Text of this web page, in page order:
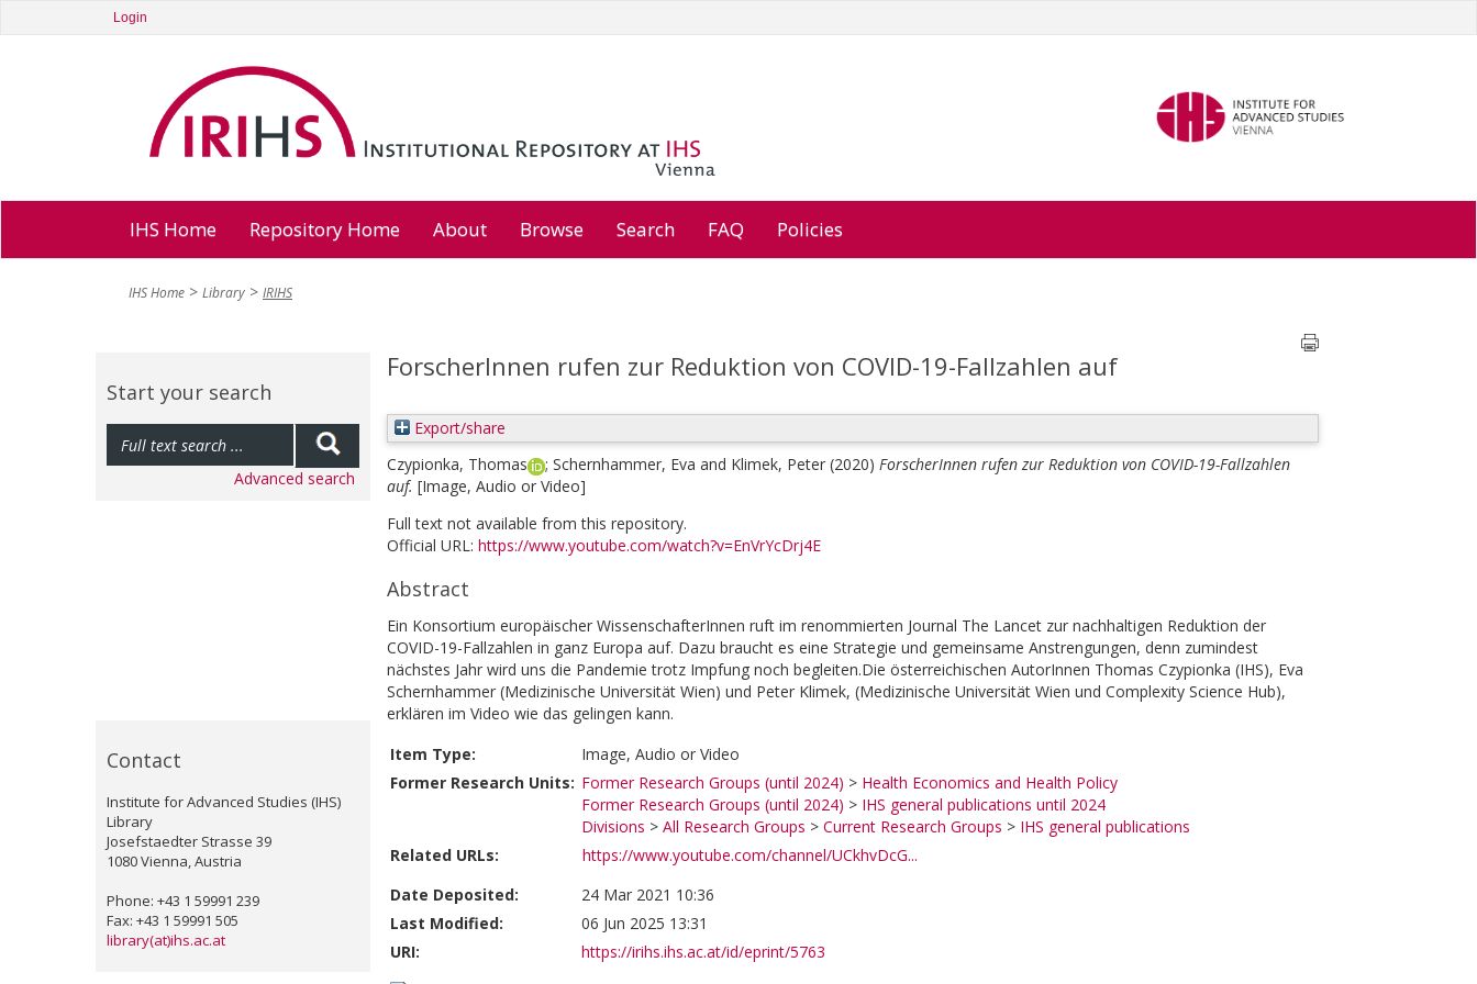
Login
IHS Home Repository Home About Browse Search FAQ Policies
IHS Home Library IRIHS
Start your search
Advanced search
Contact
Institute for Advanced Studies (IHS)
Library
Josefstaedter Strasse 39
1080 Vienna, Austria
Phone: +43 1 59991 239
Fax: +43 1 59991 505
library(at)ihs.ac.at
ForscherInnen rufen zur Reduktion von COVID-19-Fallzahlen auf
Export/share
Czypionka, Thomas
; Schernhammer, Eva and Klimek, Peter (2020) ForscherInnen rufen zur Reduktion von COVID-19-Fallzahlen
auf. [Image, Audio or Video]
Full text not available from this repository.
Official URL: https://www.youtube.com/watch?v=EnVrYcDrj4E
Abstract
Ein Konsortium europäischer WissenschafterInnen ruft im renommierten Journal The Lancet zur nachhaltigen Reduktion der
COVID-19-Fallzahlen in ganz Europa auf. Dazu braucht es eine Strategie und gemeinsame Anstrengungen, denn zumindest
nächstes Jahr wird uns die Pandemie trotz Impfung noch begleiten.Die österreichischen AutorInnen Thomas Czypionka (IHS), Eva
Schernhammer (Medizinische Universität Wien) und Peter Klimek, (Medizinische Universität Wien und Complexity Science Hub),
erklären im Video wie das gelingen kann.
Item Type:
Image, Audio or Video
Former Research Units: Former Research Groups (until 2024) > Health Economics and Health Policy
Former Research Groups (until 2024) > IHS general publications until 2024
Divisions > All Research Groups > Current Research Groups > IHS general publications
Related URLs:
https://www.youtube.com/channel/UCkhvDcG...
Date Deposited:
24 Mar 2021 10:36
Last Modified:
06 Jun 2025 13:31
URI:
https://irihs.ihs.ac.at/id/eprint/5763